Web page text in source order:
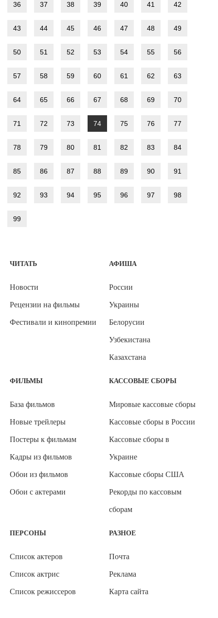
36 37 38 39 40 41 42
43 44 45 46 47 48 49
50 51 52 53 54 55 56
57 58 59 60 61 62 63
64 65 66 67 68 69 70
71 72 73 74 75 76 77
78 79 80 81 82 83 84
85 86 87 88 89 90 91
92 93 94 95 96 97 98
99
ЧИТАТЬ
Новости
Рецензии на фильмы
Фестивали и кинопремии
АФИША
России
Украины
Белорусии
Узбекистана
Казахстана
ФИЛЬМЫ
База фильмов
Новые трейлеры
Постеры к фильмам
Кадры из фильмов
Обои из фильмов
Обои с актерами
КАССОВЫЕ СБОРЫ
Мировые кассовые сборы
Кассовые сборы в России
Кассовые сборы в
Украине
Кассовые сборы США
Рекорды по кассовым
сборам
ПЕРСОНЫ
Список актеров
Список актрис
Список режиссеров
РАЗНОЕ
Почта
Реклама
Карта сайта